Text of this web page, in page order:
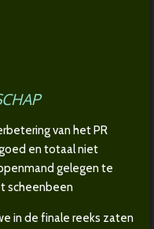
van het PR
goed en totaal niet
gelegen te
scheenbeen
in de finale reeks zaten